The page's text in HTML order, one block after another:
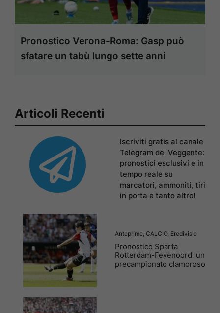
Pronostico Verona-Roma: Gasp può
sfatare un tabù lungo sette anni
Articoli Recenti
Iscriviti gratis al canale
Telegram del Veggente:
pronostici esclusivi e in
tempo reale su
marcatori, ammoniti, tiri
in porta e tanto altro!
Anteprime, CALCIO, Eredivisie
Pronostico Sparta
Rotterdam-Feyenoord: un
precampionato clamoroso